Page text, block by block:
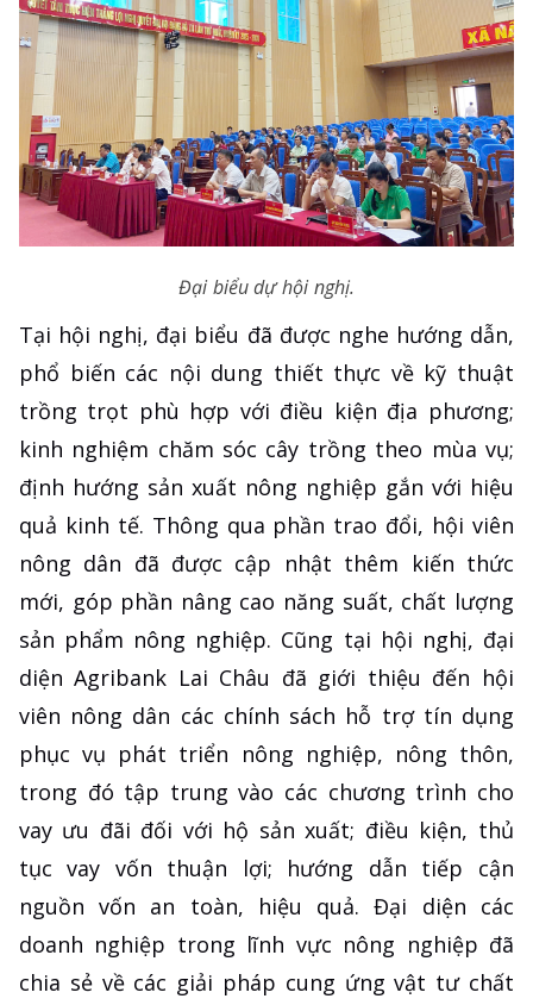
Đại biểu dự hội nghị.
Tại hội nghị, đại biểu đã được nghe hướng dẫn,
phổ biến các nội dung thiết thực về kỹ thuật
trồng trọt phù hợp với điều kiện địa phương;
kinh nghiệm chăm sóc cây trồng theo mùa vụ;
định hướng sản xuất nông nghiệp gắn với hiệu
quả kinh tế. Thông qua phần trao đổi, hội viên
nông dân đã được cập nhật thêm kiến thức
mới, góp phần nâng cao năng suất, chất lượng
sản phẩm nông nghiệp. Cũng tại hội nghị, đại
diện Agribank Lai Châu đã giới thiệu đến hội
viên nông dân các chính sách hỗ trợ tín dụng
phục vụ phát triển nông nghiệp, nông thôn,
trong đó tập trung vào các chương trình cho
vay ưu đãi đối với hộ sản xuất; điều kiện, thủ
tục vay vốn thuận lợi; hướng dẫn tiếp cận
nguồn vốn an toàn, hiệu quả. Đại diện các
doanh nghiệp trong lĩnh vực nông nghiệp đã
chia sẻ về các giải pháp cung ứng vật tư chất